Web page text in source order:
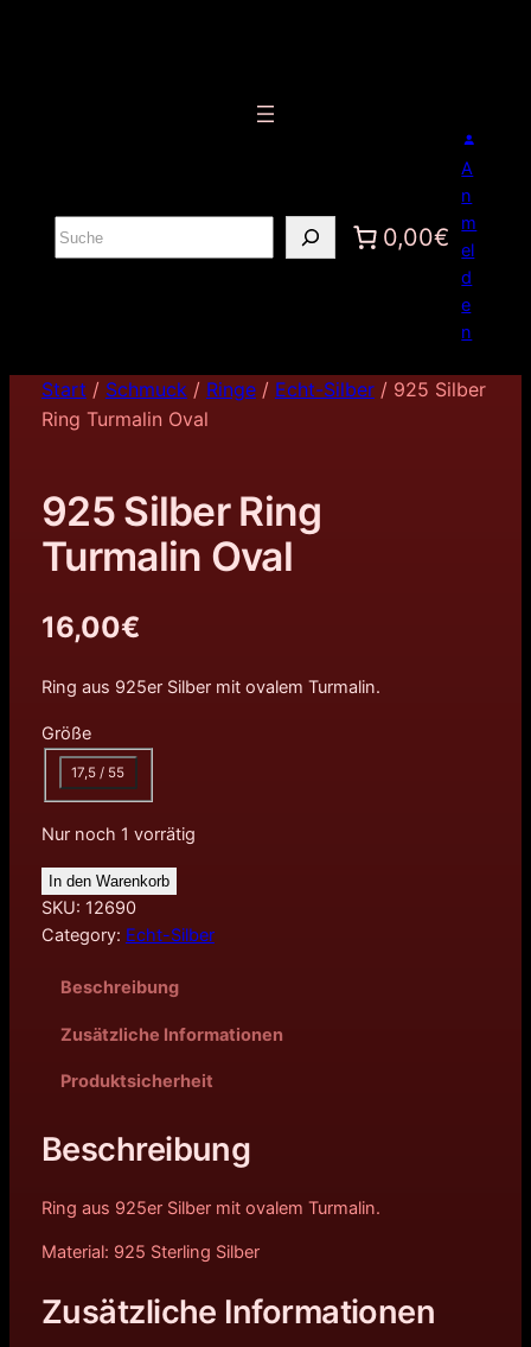
S
u
0,00€
A
n
m
el
d
e
n
Start / Schmuck/ Ringe/ Echt-Silber/ 925 Silber
Ring Turmalin Oval
925 Silber Ring
Turmalin Oval
16,00€
Ring aus 925er Silber mit ovalem Turmalin.
Größe
17,5 / 55
Nur noch 1 vorrätig
In den Warenkorb
SKU: 12690
Category: Echt-Silber
Beschreibung
Zusätzliche Informationen
Produktsicherheit
Beschreibung
Ring aus 925er Silber mit ovalem Turmalin.
Material: 925 Sterling Silber
Zusätzliche Informationen